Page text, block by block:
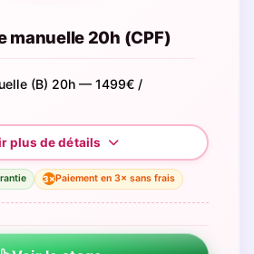
manuelle 20h (CPF)
(B) 20h — 1499€ /
3×Paiement en 3× sans frais